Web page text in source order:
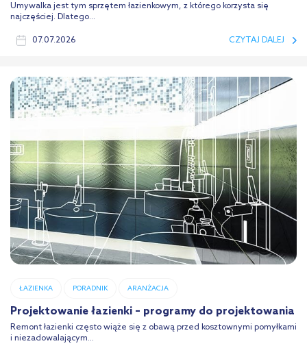
Umywalka jest tym sprzętem łazienkowym, z którego korzysta się
najczęściej. Dlatego...
07.07.2026 CZYTAJ DALEJ
ŁAZIENKA PORADNIK ARANŻACJA
Projektowanie łazienki – programy do projektowania
Remont łazienki często wiąże się z obawą przed kosztownymi pomyłkami
i niezadowalającym...